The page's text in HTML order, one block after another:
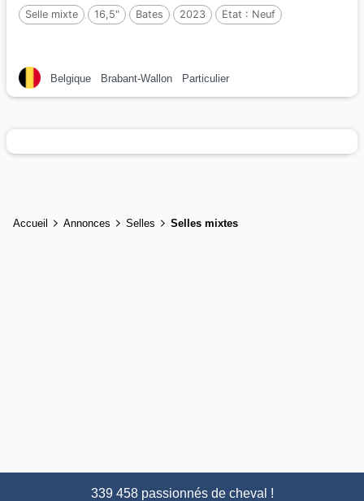
Selle mixte 16,5" Bates 2023 Etat : Neuf
Belgique Brabant-Wallon Particulier
Accueil Annonces Selles Selles mixtes
339 458 passionnés de cheval !